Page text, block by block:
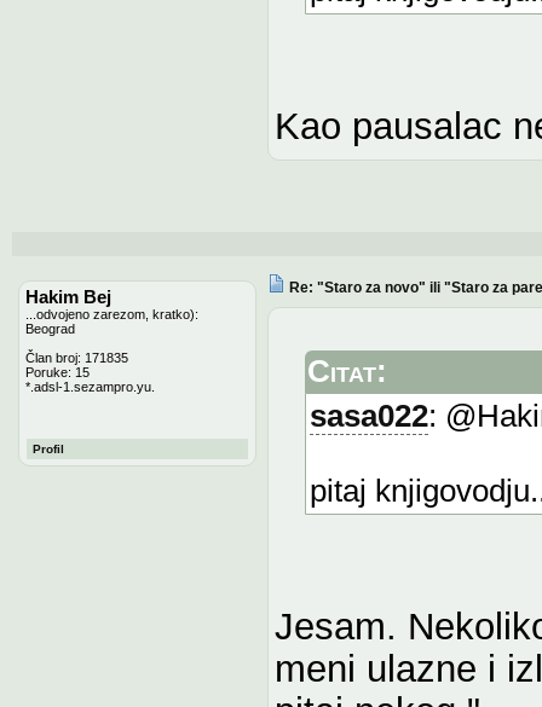
Kao pausalac
Hakim Bej
...odvojeno zarezom, kratko):
Beograd
Član broj: 171835
Poruke: 15
*.adsl-1.sezampro.yu.
Profil
Re: "Staro za novo" ili "Staro za
Citat:
sasa022:
pitaj
Jesam.
meni ulazne i